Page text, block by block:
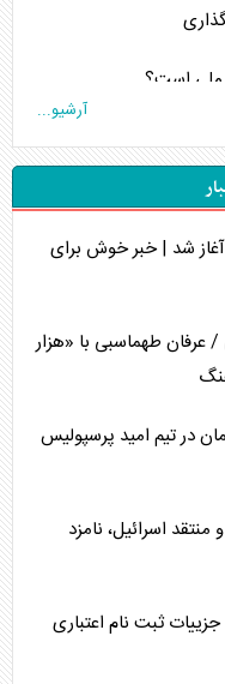
ملی است؟
است؟
آرشیو...
واریز مابه‌التفاوت حقوق فروردین ۱۴۰۵ آغاز شد | خبر خوش برای
طهماسبی با «هزار
در تیم امید پرسپولیس
اسرائیل، نامزد
ثبت نام اعتباری